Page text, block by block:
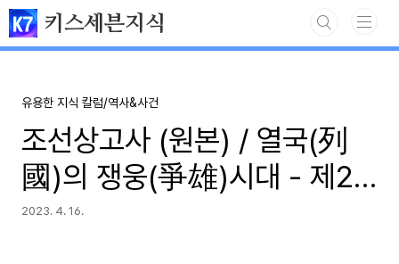
본문 바로가기
키스세븐지식
유용한 지식 칼럼/역사&사건
조선상고사 (원본) / 열국(列
國)의 쟁웅(爭雄)시대 - 제2
장 - 1 "동부여(東扶餘)의 분
2023. 4. 16.